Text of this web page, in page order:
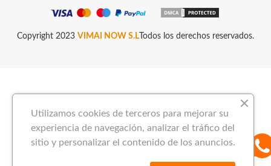
Copyright 2023 VIMAI NOW S.L Todos los derechos reservados.
Utilizamos cookies de terceros para mejorar su
experiencia de navegación, analizar el tráfico del
sitio y personalizar el contenido de los anuncios.